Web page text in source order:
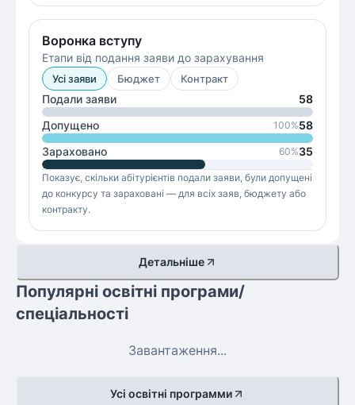
Воронка вступу
Етапи від подання заяви до зарахування
Усі заяви Бюджет Контракт
Подали заяви
58
Допущено
100%58
Зараховано
60%35
Показує, скільки абітурієнтів подали заяви, були допущені
до конкурсу та зараховані — для всіх заяв, бюджету або
контракту.
Детальніше
Популярні освітні програми/
спеціальності
Завантаження...
Усі освітні программи